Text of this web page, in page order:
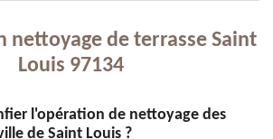
nettoyage de terrasse Saint
Louis 97134
l'opération de nettoyage des
de Saint Louis ?